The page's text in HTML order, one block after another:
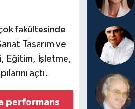
fakültesinde
Tasarım ve
Eğitim, İşletme,
açtı.
performans